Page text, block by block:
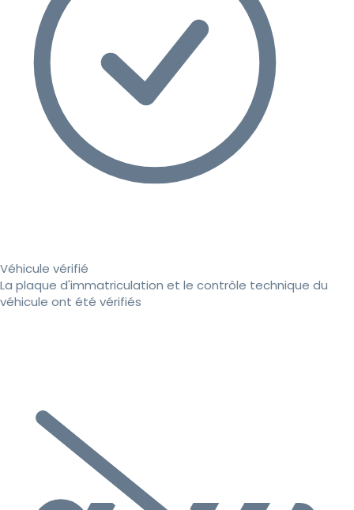
Véhicule vérifié
La plaque d'immatriculation et le contrôle technique du
véhicule ont été vérifiés